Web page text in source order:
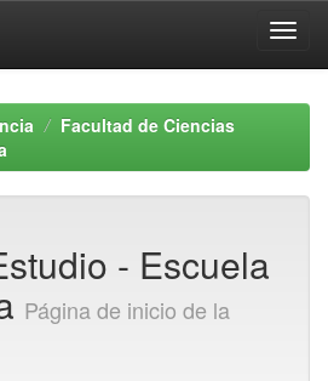
Facultad de Ciencias
- Escuela
Página de inicio de la